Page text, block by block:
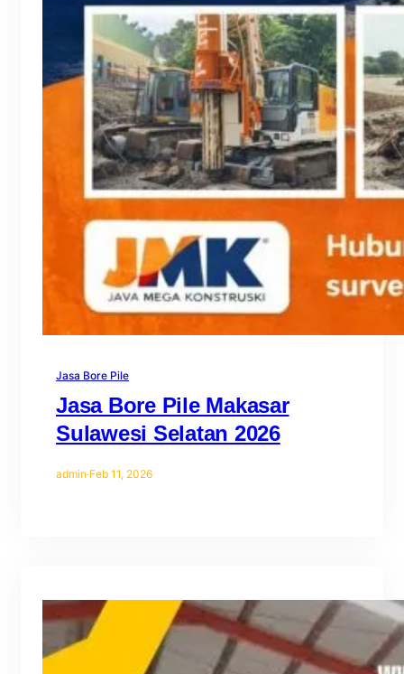
Jasa Bore Pile
Jasa Bore Pile Makasar
Sulawesi Selatan 2026
admin·Feb 11, 2026